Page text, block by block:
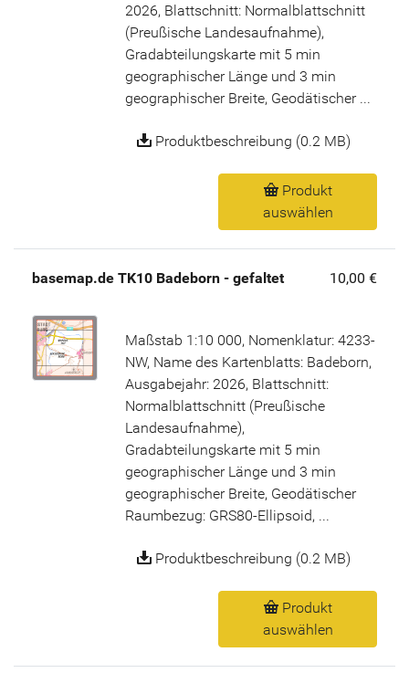
2026, Blattschnitt: Normalblattschnitt
(Preußische Landesaufnahme),
Gradabteilungskarte mit 5 min
geographischer Länge und 3 min
geographischer Breite, Geodätischer ...
Produktbeschreibung (0.2 MB)
Produkt
auswählen
basemap.de TK10 Badeborn - gefaltet 10,00 €
Maßstab 1:10 000, Nomenklatur: 4233-
NW, Name des Kartenblatts: Badeborn,
Ausgabejahr: 2026, Blattschnitt:
Normalblattschnitt (Preußische
Landesaufnahme),
Gradabteilungskarte mit 5 min
geographischer Länge und 3 min
geographischer Breite, Geodätischer
Raumbezug: GRS80-Ellipsoid, ...
Produktbeschreibung (0.2 MB)
Produkt
auswählen